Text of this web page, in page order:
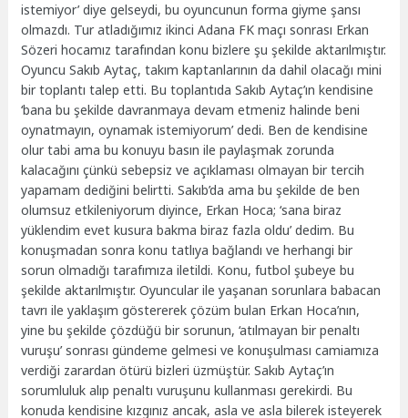
istemiyor’ diye gelseydi, bu oyuncunun forma giyme şansı
olmazdı. Tur atladığımız ikinci Adana FK maçı sonrası Erkan
Sözeri hocamız tarafından konu bizlere şu şekilde aktarılmıştır.
Oyuncu Sakıb Aytaç, takım kaptanlarının da dahil olacağı mini
bir toplantı talep etti. Bu toplantıda Sakıb Aytaç’ın kendisine
‘bana bu şekilde davranmaya devam etmeniz halinde beni
oynatmayın, oynamak istemiyorum’ dedi. Ben de kendisine
olur tabi ama bu konuyu basın ile paylaşmak zorunda
kalacağını çünkü sebepsiz ve açıklaması olmayan bir tercih
yapamam dediğini belirtti. Sakıb’da ama bu şekilde de ben
olumsuz etkileniyorum diyince, Erkan Hoca; ‘sana biraz
yüklendim evet kusura bakma biraz fazla oldu’ dedim. Bu
konuşmadan sonra konu tatlıya bağlandı ve herhangi bir
sorun olmadığı tarafımıza iletildi. Konu, futbol şubeye bu
şekilde aktarılmıştır. Oyuncular ile yaşanan sorunlara babacan
tavrı ile yaklaşım göstererek çözüm bulan Erkan Hoca’nın,
yine bu şekilde çözdüğü bir sorunun, ‘atılmayan bir penaltı
vuruşu’ sonrası gündeme gelmesi ve konuşulması camiamıza
verdiği zarardan ötürü bizleri üzmüştür. Sakıb Aytaç’ın
sorumluluk alıp penaltı vuruşunu kullanması gerekirdi. Bu
konuda kendisine kızgınız ancak, asla ve asla bilerek isteyerek